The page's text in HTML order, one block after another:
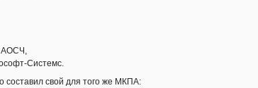
АОСЧ,
Системс.
составил свой для того же МКПА: